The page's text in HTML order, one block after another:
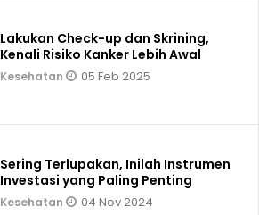
Lakukan Check-up dan Skrining,
Kenali Risiko Kanker Lebih Awal
Kesehatan 05 Feb 2025
Sering Terlupakan, Inilah Instrumen
Investasi yang Paling Penting
Kesehatan 04 Nov 2024